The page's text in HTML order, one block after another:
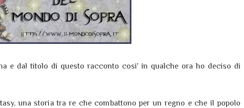
e dal titolo di questo racconto cosi' in qualche ora ho deciso di
una storia tra re che combattono per un regno e che il popolo